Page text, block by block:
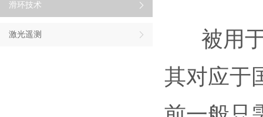
滑环技术
激光遥测
被用于
其对应于